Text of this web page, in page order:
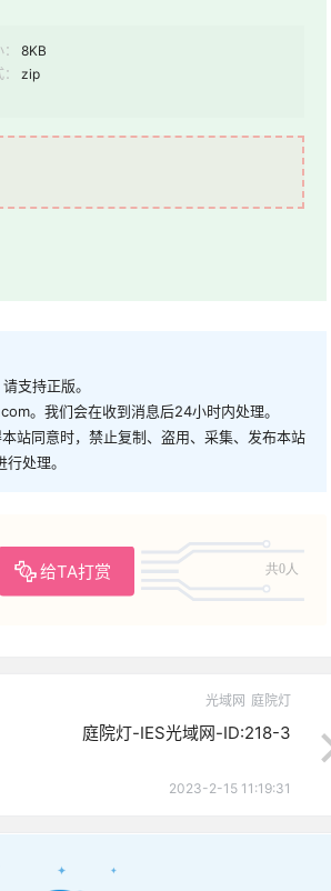
8KB
zip
支持正版。
。我们会在收到消息后24小时内处理。
站同意时，禁止复制、盗用、采集、发布本站
处理。
给TA打赏 共0人
光域网 庭院灯
庭院灯-IES光域网-ID:218-3
2023-2-15 11:19:31